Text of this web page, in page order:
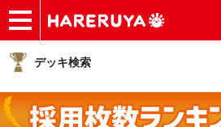
ショップ
買取
記事
デッキ検索
デッキ構築
選手一覧
店舗一覧
イベント
ヘルプ
お問い合わせ ログイン／会
デッキ検索